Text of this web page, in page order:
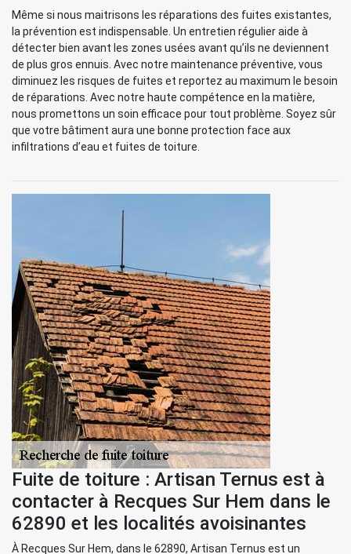
Même si nous maitrisons les réparations des fuites existantes,
la prévention est indispensable. Un entretien régulier aide à
détecter bien avant les zones usées avant qu’ils ne deviennent
de plus gros ennuis. Avec notre maintenance préventive, vous
diminuez les risques de fuites et reportez au maximum le besoin
de réparations. Avec notre haute compétence en la matière,
nous promettons un soin efficace pour tout problème. Soyez sûr
que votre bâtiment aura une bonne protection face aux
infiltrations d’eau et fuites de toiture.
Fuite de toiture : Artisan Ternus est à
contacter à Recques Sur Hem dans le
62890 et les localités avoisinantes
À Recques Sur Hem, dans le 62890, Artisan Ternus est un